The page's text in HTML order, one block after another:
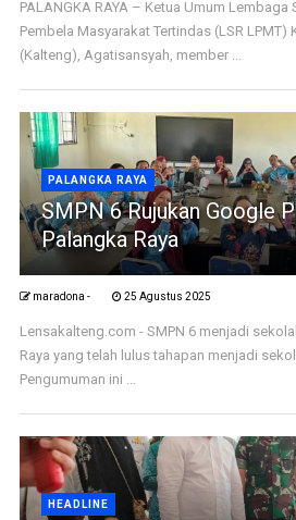
PALANGKA RAYA – Ketua Umum
Pembela Masyarakat Tertindas (LSR LPMT)
(Kalteng), Agatisansyah, member ...
PALANGKA RAYA
SMPN 6 Rujukan Google
Palangka Raya
maradona - 25 Agustus 2025
Lensakalteng.com - SMPN 6 menjadi
Raya yang telah lulus tahapan menjadi
Pengumuman ini ...
HEADLINE